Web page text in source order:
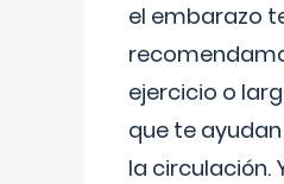
el embarazo
ejercicio o
que te
la circulación.